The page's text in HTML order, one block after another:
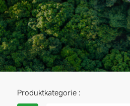
Produktkategorie :